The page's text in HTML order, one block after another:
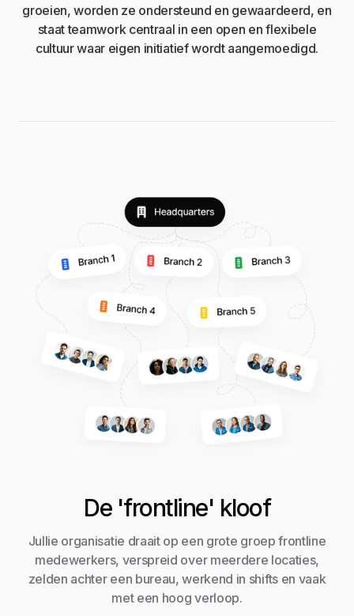
groeien, worden ze ondersteund en gewaardeerd, en
staat teamwork centraal in een open en flexibele
cultuur waar eigen initiatief wordt aangemoedigd.
De 'frontline' kloof
Jullie organisatie draait op een grote groep frontline
medewerkers, verspreid over meerdere locaties,
zelden achter een bureau, werkend in shifts en vaak
met een hoog verloop.